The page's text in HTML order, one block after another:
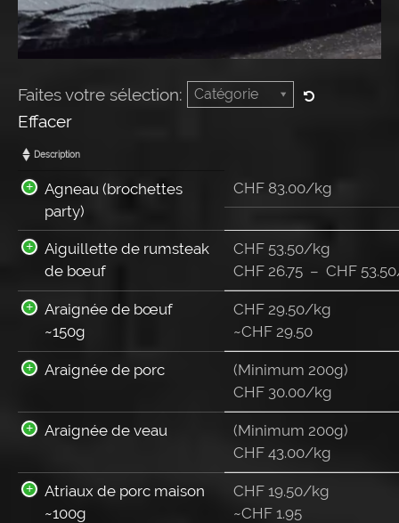
Faites votre sélection: Catégorie
Effacer
Description
Agneau (brochettes
party)
CHF 83.00/kg
Aiguillette de rumsteak
de bœuf
CHF 53.50/kg
CHF 26.75 – CHF 53.50
Araignée de bœuf
~150g
CHF 29.50/kg
~CHF 29.50
Araignée de porc
(Minimum 200g)
CHF 30.00/kg
Araignée de veau
(Minimum 200g)
CHF 43.00/kg
Atriaux de porc maison
~100g
CHF 19.50/kg
~CHF 1.95